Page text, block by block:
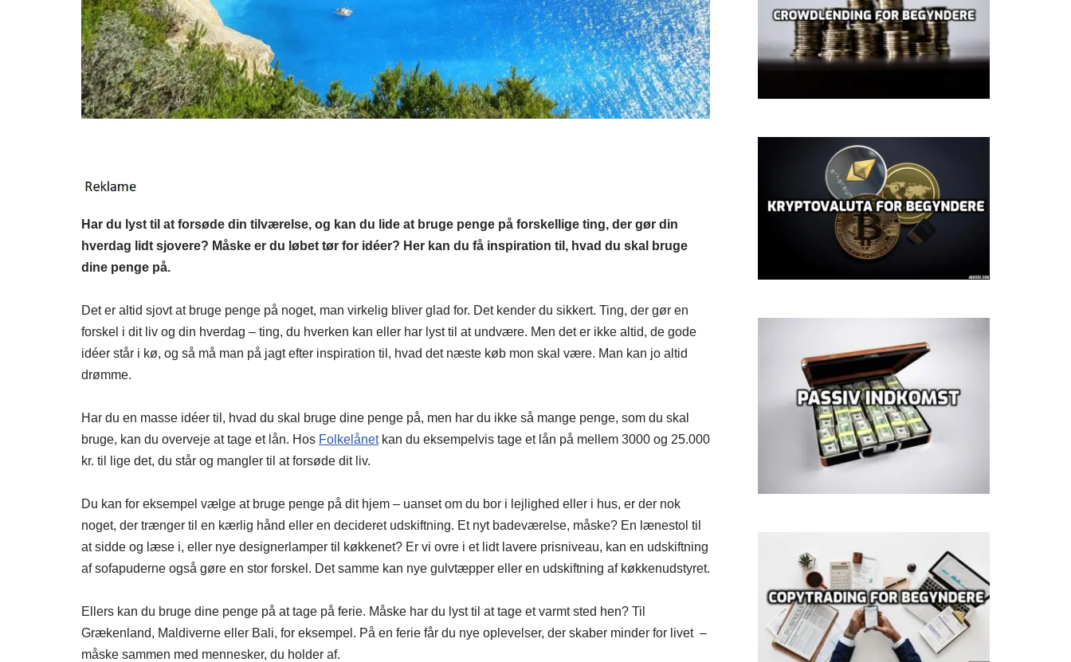
Har du lyst til at forsøde din tilværelse, og kan du lide at bruge penge på forskellige ting, der gør din
hverdag lidt sjovere? Måske er du løbet tør for idéer? Her kan du få inspiration til, hvad du skal bruge
dine penge på.
Det er altid sjovt at bruge penge på noget, man virkelig bliver glad for. Det kender du sikkert. Ting, der gør en
forskel i dit liv og din hverdag – ting, du hverken kan eller har lyst til at undvære. Men det er ikke altid, de gode
idéer står i kø, og så må man på jagt efter inspiration til, hvad det næste køb mon skal være. Man kan jo altid
drømme.
Har du en masse idéer til, hvad du skal bruge dine penge på, men har du ikke så mange penge, som du skal
bruge, kan du overveje at tage et lån. Hos Folkelånetkan du eksempelvis tage et lån på mellem 3000 og 25.000
kr. til lige det, du står og mangler til at forsøde dit liv.
Du kan for eksempel vælge at bruge penge på dit hjem – uanset om du bor i lejlighed eller i hus, er der nok
noget, der trænger til en kærlig hånd eller en decideret udskiftning. Et nyt badeværelse, måske? En lænestol til
at sidde og læse i, eller nye designerlamper til køkkenet? Er vi ovre i et lidt lavere prisniveau, kan en udskiftning
af sofapuderne også gøre en stor forskel. Det samme kan nye gulvtæpper eller en udskiftning af køkkenudstyret.
Ellers kan du bruge dine penge på at tage på ferie. Måske har du lyst til at tage et varmt sted hen? Til
Grækenland, Maldiverne eller Bali, for eksempel. På en ferie får du nye oplevelser, der skaber minder for livet –
måske sammen med mennesker, du holder af.